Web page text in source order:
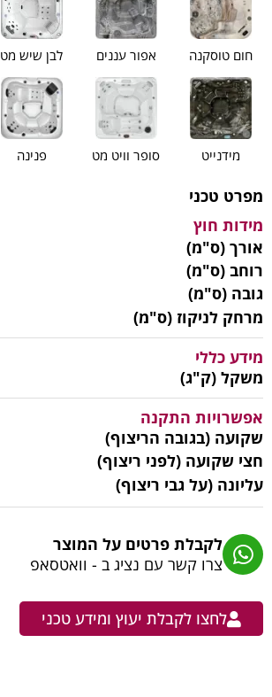
חום טוסקנה אפור עננים לבן שיש מט
מידנייט סופר וויט מט פנינה
מפרט טכני
מידות חוץ
אורך (ס"מ)
רוחב (ס"מ)
גובה (ס"מ)
מרחק לניקוז (ס"מ)
מידע כללי
משקל (ק"ג)
אפשרויות התקנה
שקועה (בגובה הריצוף)
חצי שקועה (לפני ריצוף)
עליונה (על גבי ריצוף)
לקבלת פרטים על המוצר
צרו קשר עם נציג ב - וואטסאפ
לחצו לקבלת יעוץ ומידע טכני